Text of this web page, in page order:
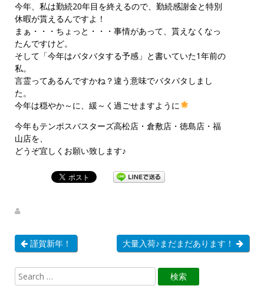
今年、私は勤続20年目を終えるので、勤続感謝金と特別
休暇が貰えるんですよ！
まぁ・・・ちょっと・・・事情があって、貰えなくなっ
たんですけど。
そして「今年はバタバタする予感」と書いていた1年前の
私。
言霊ってあるんですかね？違う意味でバタバタしまし
た。
今年は穏やか～に、緩～く過ごせますように
今年もテンポスバスターズ高松店・倉敷店・徳島店・福
山店を、
どうぞ宜しくお願い致します♪
謹賀新年！ 大量入荷♪まだまだあります！